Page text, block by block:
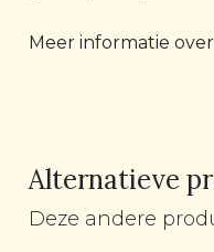
Meer informatie
Alternatieve
Deze andere